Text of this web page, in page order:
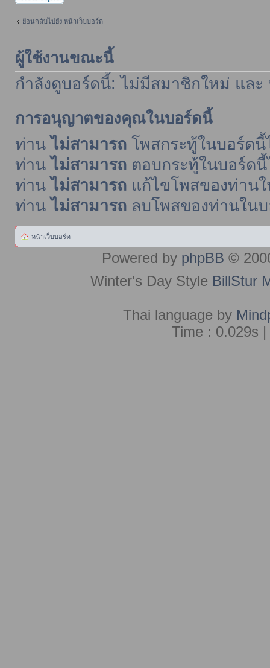
ย้อนกลับไปยัง หน้าเว็บบอร์ด
ผู้ใช้งานขณะนี้
กำลังดูบอร์ดนี้: ไม่มีสมาชิกใหม่ แล
การอนุญาตของคุณในบอร์ดนี้
ท่าน ไม่สามารถโพสกระทู้ในบอร์ดนี้
ท่าน ไม่สามารถตอบกระทู้ในบอร์ดนี้
ท่าน ไม่สามารถแก้ไขโพสของท่าน
ท่าน ไม่สามารถลบโพสของท่านใน
หน้าเว็บบอร์ด
Powered by phpBB ©
Winter's Day Style BillStur
Thai language by
Time : 0.029s